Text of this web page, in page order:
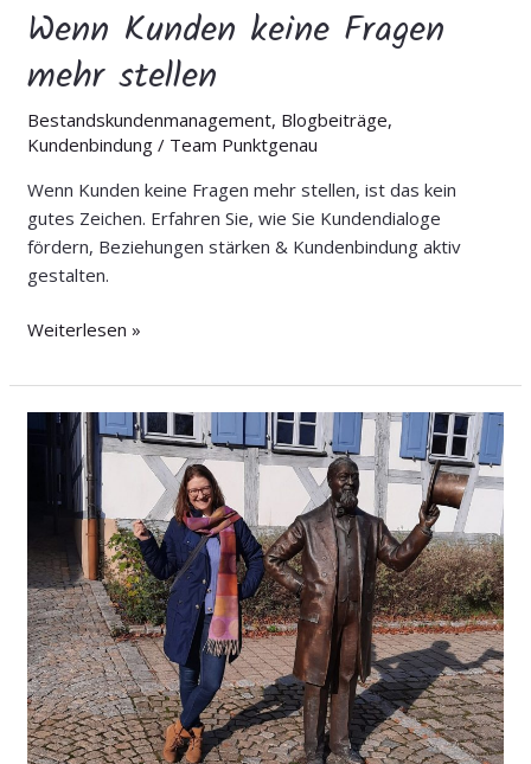
Wenn Kunden keine Fragen
mehr stellen
Bestandskundenmanagement, Blogbeiträge,
Kundenbindung / Team Punktgenau
Wenn Kunden keine Fragen mehr stellen, ist das kein
gutes Zeichen. Erfahren Sie, wie Sie Kundendialoge
fördern, Beziehungen stärken & Kundenbindung aktiv
gestalten.
Weiterlesen »
Partner
statt
Dienstleister:
werden
Sie
für
Ihre
Kunden
unverzichtbar